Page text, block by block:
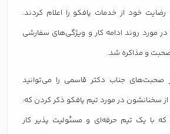
خود از خدمات پافکو را اعلام کردند.
مورد روند ادامه کار و ویژگی‌های سفارشی
و مذاکره شد.
صحبت‌های جناب دکتر قاسمی را می‌توانید
سخنانشون در مورد تیم پافکو ذکر کردن که:
با یک تیم حرفه‌ای و مسئولیت پذیر کار